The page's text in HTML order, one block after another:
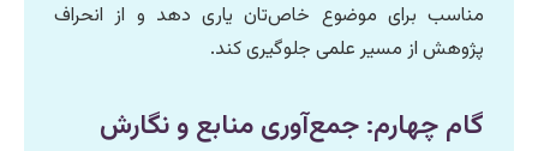
مناسب برای موضوع خاص‌تان یاری دهد و از انحراف
پژوهش از مسیر علمی جلوگیری کند.
گام چهارم: جمع‌آوری منابع و نگارش